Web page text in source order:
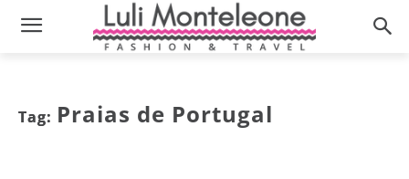
Tag: Praias de Portugal